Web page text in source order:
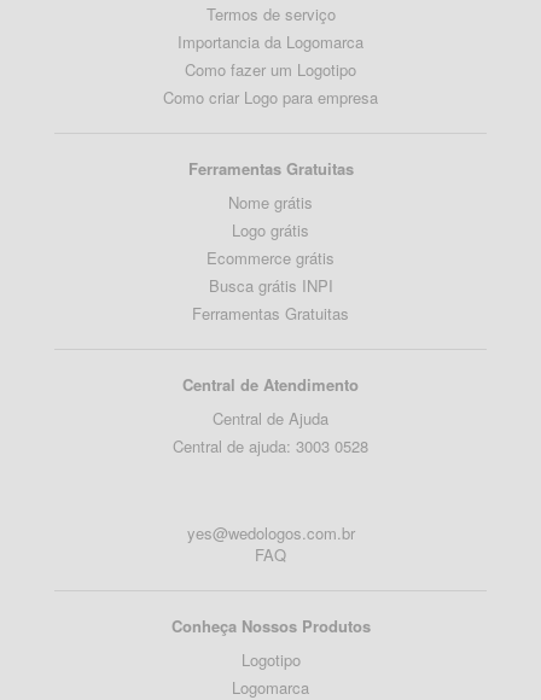
Termos de serviço
Importancia da Logomarca
Como fazer um Logotipo
Como criar Logo para empresa
Ferramentas Gratuitas
Nome grátis
Logo grátis
Ecommerce grátis
Busca grátis INPI
Ferramentas Gratuitas
Central de Atendimento
Central de Ajuda
Central de ajuda: 3003 0528
yes@wedologos.com.br
FAQ
Conheça Nossos Produtos
Logotipo
Logomarca